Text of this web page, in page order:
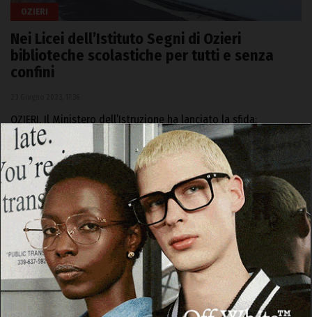
OZIERI
Nei Licei dell’Istituto Segni di Ozieri
biblioteche scolastiche per tutti e senza
confini
OZIERI. Il Ministero dell’Istruzione ha lanciato la sfida:
trasformare le biblioteche scolastiche da luoghi deserti con
scaffali pieni di libri che nessuno…
Facebook
WhatsApp
Telegram
EmailThreads